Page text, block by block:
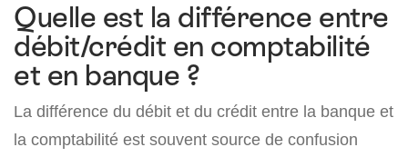
Quelle est la différence entre
débit/crédit en comptabilité
et en banque ?
La différence du débit et du crédit entre la banque et
la comptabilité est souvent source de confusion